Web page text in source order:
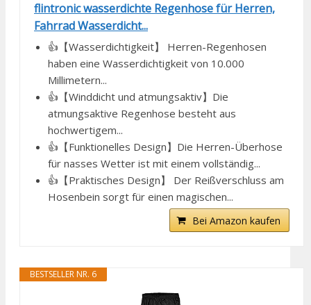
flintronic wasserdichte Regenhose für Herren,
Fahrrad Wasserdicht...
👍【Wasserdichtigkeit】 Herren-Regenhosen
haben eine Wasserdichtigkeit von 10.000
Millimetern...
👍【Winddicht und atmungsaktiv】Die
atmungsaktive Regenhose besteht aus
hochwertigem...
👍【Funktionelles Design】Die Herren-Überhose
für nasses Wetter ist mit einem vollständig...
👍【Praktisches Design】 Der Reißverschluss am
Hosenbein sorgt für einen magischen...
Bei Amazon kaufen
BESTSELLER NR. 6